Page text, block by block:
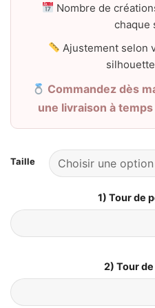
Nombre de
chaque
Ajustement selon
Commandez dès
une livraison à
Taille
1) Tour de
2) Tour